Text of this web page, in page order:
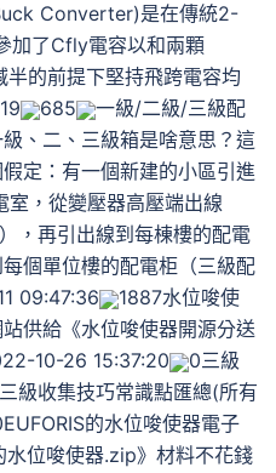
Converter)是在傳統2-
加了Cfly電容以和兩顆
的前提下堅持飛跨電容均
685
一級/二級/三級配
、二、三級箱是啥意思？這
定：有一個新建的小區引進
，從變壓器高壓端出線
，再引出線到每棟樓的配電
個單位樓的配電柜（三級配
09:47:36
1887水位唆使
供給《水位唆使器開源分送
10-26 15:37:20
0三級
級收集技巧常識點匯總(所有
的水位唆使器電子
水位唆使器.zip》材料不花錢